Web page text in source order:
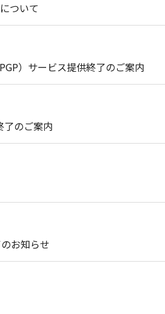
ついて
）サービス提供終了のご案内
了のご案内
お知らせ